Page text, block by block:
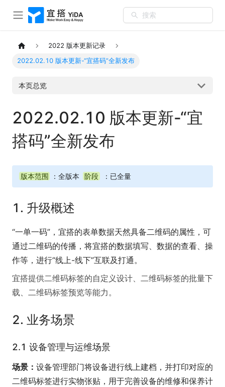
搜索
2022 版本更新记录
2022.02.10 版本更新-“宜搭码”全新发布
本页总览
2022.02.10 版本更新-“宜
搭码”全新发布
版本范围 ：全版本 阶段 ：已全量
1. 升级概述
“一单一码”，宜搭的表单数据天然具备二维码的属性，可
通过二维码的传播，将宜搭的数据填写、数据的查看、操
作等，进行“线上-线下”互联及打通。
宜搭提供二维码标签的自定义设计、二维码标签的批量下
载、二维码标签预览等能力。
2. 业务场景
2.1 设备管理与运维场景
场景： 设备管理部门将设备进行线上建档，并打印对应的
二维码标签进行实物张贴，用于完善设备的维修和保养计